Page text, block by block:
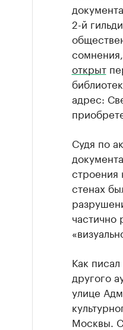
2-й
открыт
адрес:
Судя по
строения
стенах
Как
другого
улице
Москвы.